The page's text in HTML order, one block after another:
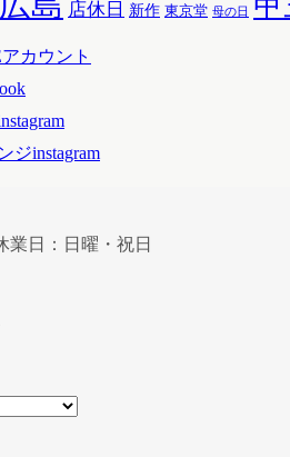
店休日 新作 東京堂 母の日
業日：日曜・祝日